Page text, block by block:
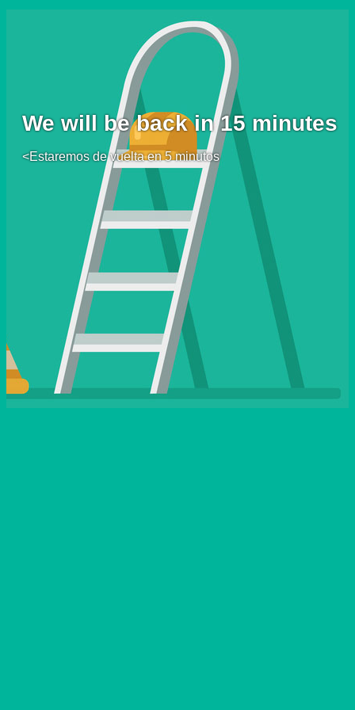
We will be back in 15 minutes
<Estaremos de vuelta en 5 minutos